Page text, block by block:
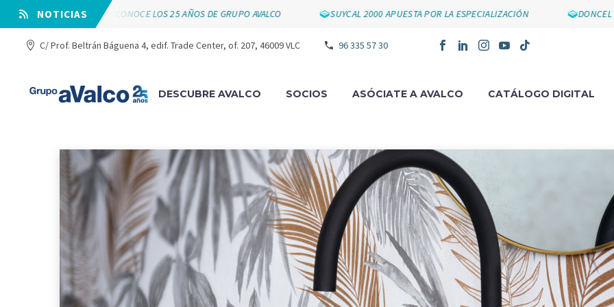
⠀NOTICIAS
VÁLVULAS ARCO RECONOCE LOS 25 AÑOS DE GRUPO AVALCO SUYCAL 2000 APUESTA POR LA ESPECIALIZACIÓN DONCEL
C/ Prof. Beltrán Báguena 4, edif. Trade Center, of. 207, 46009 VLC 96 335 57 30
DESCUBRE AVALCO SOCIOS ASÓCIATE A AVALCO CATÁLOGO DIGITAL